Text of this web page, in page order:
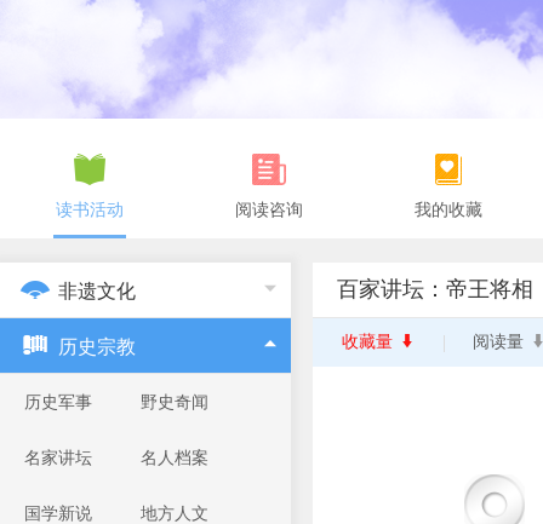
读书活动 阅读咨询 我的收藏
非遗文化
历史宗教
历史军事 野史奇闻
名家讲坛 名人档案
国学新说 地方人文
百家讲坛：帝王将相
收藏量 阅读量